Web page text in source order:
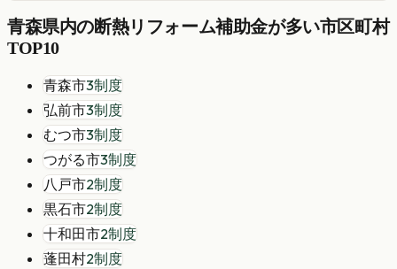
青森県内の断熱リフォーム補助金が多い市区町村
TOP10
青森市3制度
弘前市3制度
むつ市3制度
つがる市3制度
八戸市2制度
黒石市2制度
十和田市2制度
蓬田村2制度